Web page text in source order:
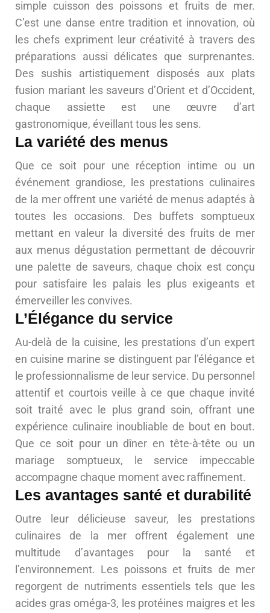
simple cuisson des poissons et fruits de mer.
C’est une danse entre tradition et innovation, où
les chefs expriment leur créativité à travers des
préparations aussi délicates que surprenantes.
Des sushis artistiquement disposés aux plats
fusion mariant les saveurs d’Orient et d’Occident,
chaque assiette est une œuvre d’art
gastronomique, éveillant tous les sens.
La variété des menus
Que ce soit pour une réception intime ou un
événement grandiose, les prestations culinaires
de la mer offrent une variété de menus adaptés à
toutes les occasions. Des buffets somptueux
mettant en valeur la diversité des fruits de mer
aux menus dégustation permettant de découvrir
une palette de saveurs, chaque choix est conçu
pour satisfaire les palais les plus exigeants et
émerveiller les convives.
L’Élégance du service
Au-delà de la cuisine, les prestations d’un expert
en cuisine marine se distinguent par l’élégance et
le professionnalisme de leur service. Du personnel
attentif et courtois veille à ce que chaque invité
soit traité avec le plus grand soin, offrant une
expérience culinaire inoubliable de bout en bout.
Que ce soit pour un dîner en tête-à-tête ou un
mariage somptueux, le service impeccable
accompagne chaque moment avec raffinement.
Les avantages santé et durabilité
Outre leur délicieuse saveur, les prestations
culinaires de la mer offrent également une
multitude d’avantages pour la santé et
l’environnement. Les poissons et fruits de mer
regorgent de nutriments essentiels tels que les
acides gras oméga-3, les protéines maigres et les